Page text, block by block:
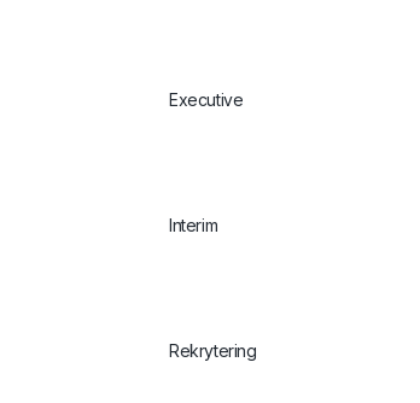
Executive
Interim
Rekrytering